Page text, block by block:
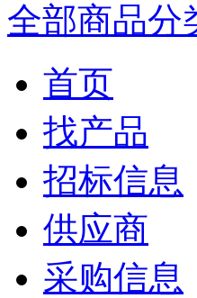
全部商品分
首页
找产品
招标信息
供应商
采购信息